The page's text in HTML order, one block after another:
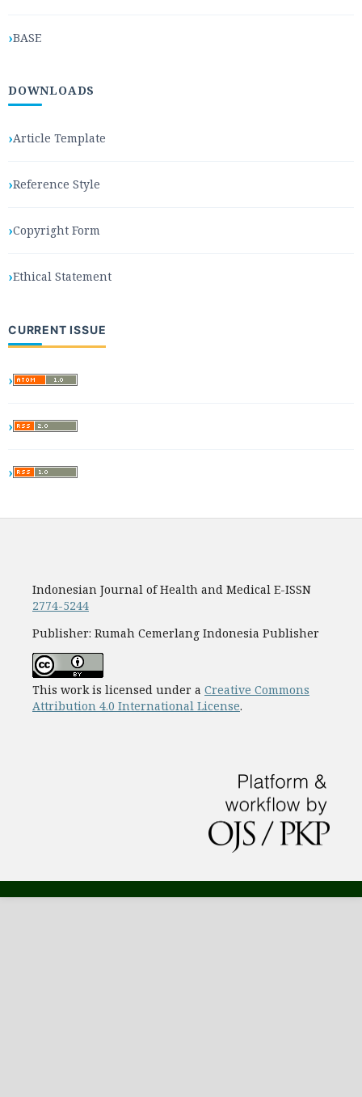
BASE
DOWNLOADS
Article Template
Reference Style
Copyright Form
Ethical Statement
CURRENT ISSUE
Indonesian Journal of Health and Medical E-ISSN
2774-5244
Publisher: Rumah Cemerlang Indonesia Publisher
This work is licensed under a Creative Commons
Attribution 4.0 International License.